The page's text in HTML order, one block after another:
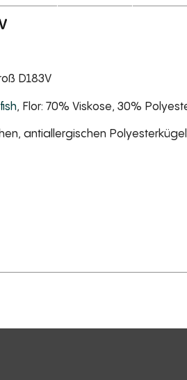
D183V
, Flor: 70% Viskose, 30%
antiallergischen